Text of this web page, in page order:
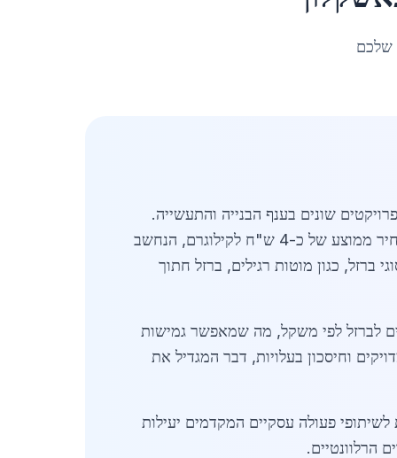
שלכם
שונים בענף הבנייה והתעשייה.
בשוק המקומי פועלים מספר שחקנים משמעותיים, ביניהם חברות המתמחות במתן פתרונות ברזל איכותיים במחיר ממוצע של כ-4 ש"ח לקילוגרם, הנחשב
כגון מוטות רגילים, ברזל חתוך
לברזל לפי משקל, מה שמאפשר גמישות
וחיסכון בעלויות, דבר המגדיל את
פעולה עסקיים המקדמים יעילות
הרלוונטיים.